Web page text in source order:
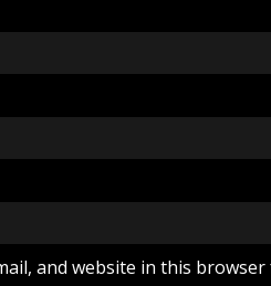
and website in this